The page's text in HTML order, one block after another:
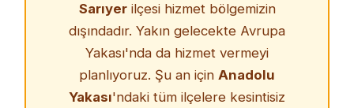
Sarıyerilçesi hizmet bölgemizin
dışındadır. Yakın gelecekte Avrupa
Yakası'nda da hizmet vermeyi
planlıyoruz. Şu an için Anadolu
Yakası'ndaki tüm ilçelere kesintisiz